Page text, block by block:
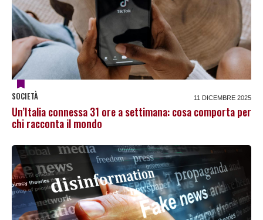
SOCIETÀ 11 DICEMBRE 2025
Un’Italia connessa 31 ore a settimana: cosa comporta per
chi racconta il mondo